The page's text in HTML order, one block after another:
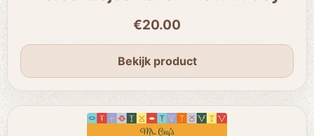
€20.00
Bekijk product